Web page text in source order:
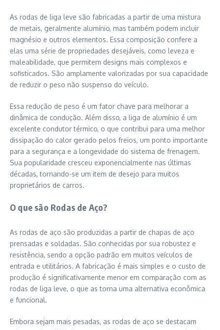
As rodas de liga leve são fabricadas a partir de uma mistura
de metais, geralmente alumínio, mas também podem incluir
magnésio e outros elementos. Essa composição confere a
elas uma série de propriedades desejáveis, como leveza e
maleabilidade, que permitem designs mais complexos e
sofisticados. São amplamente valorizadas por sua capacidade
de reduzir o peso não suspenso do veículo.
Essa redução de peso é um fator chave para melhorar a
dinâmica de condução. Além disso, a liga de alumínio é um
excelente condutor térmico, o que contribui para uma melhor
dissipação do calor gerado pelos freios, um ponto importante
para a segurança e a longevidade do sistema de frenagem.
Sua popularidade cresceu exponencialmente nas últimas
décadas, tornando-se um item de desejo para muitos
proprietários de carros.
O que são Rodas de Aço?
As rodas de aço são produzidas a partir de chapas de aço
prensadas e soldadas. São conhecidas por sua robustez e
resistência, sendo a opção padrão em muitos veículos de
entrada e utilitários. A fabricação é mais simples e o custo de
produção é significativamente menor em comparação com as
rodas de liga leve, o que as torna uma alternativa econômica
e funcional.
Embora sejam mais pesadas, as rodas de aço se destacam